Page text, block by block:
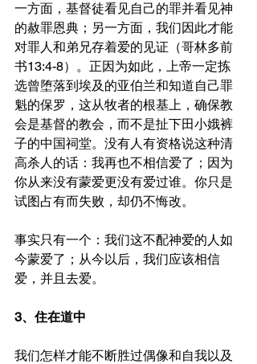
一方面，基督徒看见自己的罪并看见神
的赦罪恩典；另一方面，我们因此才能
对罪人和弟兄存着爱的见证（哥林多前
书13:4-8）。正因为如此，上帝一定拣
选曾堕落到埃及的亚伯兰和知道自己罪
魁的保罗，这从牧者的根基上，确保教
会是基督的教会，而不是扯下田小娥裤
子的中国祠堂。没有人有资格说这种清
高杀人的话：我再也不相信爱了；因为
你从来没有蒙爱更没有爱过谁。你只是
试图占有而失败，却仍不悔改。
事实只有一个：我们这不配神爱的人如
今蒙爱了；从今以后，我们应该相信
爱，并且去爱。
3、住在道中
我们怎样才能不断胜过偶像和自我以及